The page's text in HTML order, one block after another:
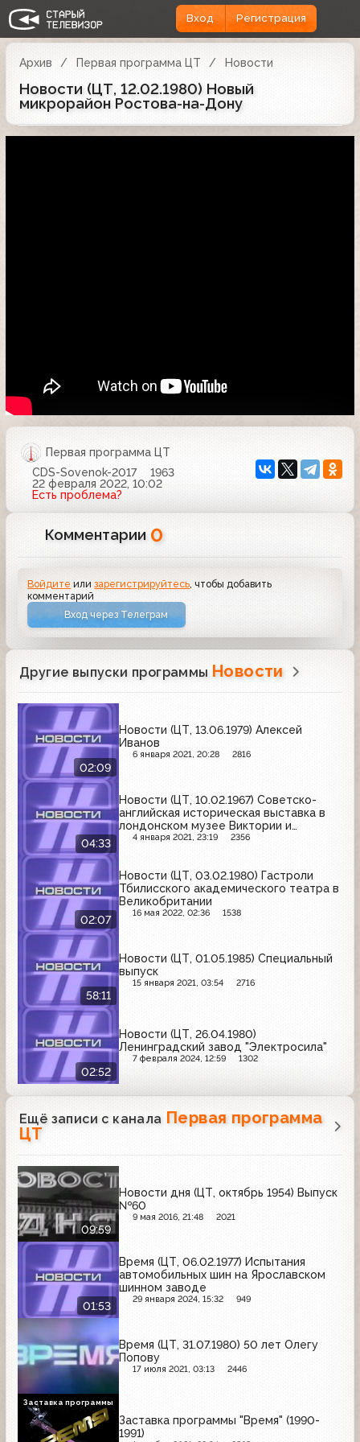
Вход Регистрация
Архив Первая программа ЦТ Новости
Новости (ЦТ, 12.02.1980) Новый
микрорайон Ростова-на-Дону
Первая программа ЦТ
CDS-Sovenok-2017
1963
22 февраля 2022, 10:02
Есть проблема?
Комментарии 0
Войдите илизарегистрируйтесь , чтобы добавить
комментарий
Вход через Телеграм
Другие выпуски программы Новости
02:09
Новости (ЦТ, 13.06.1979) Алексей
Иванов
6 января 2021, 20:28 2816
04:33
Новости (ЦТ, 10.02.1967) Советско-
английская историческая выставка в
лондонском музее Виктории и
Альберта
4 января 2021, 23:19 2356
02:07
Новости (ЦТ, 03.02.1980) Гастроли
Тбилисского академического театра в
Великобритании
16 мая 2022, 02:36 1538
58:11
Новости (ЦТ, 01.05.1985) Специальный
выпуск
15 января 2021, 03:54 2716
02:52
Новости (ЦТ, 26.04.1980)
Ленинградский завод "Электросила"
7 февраля 2024, 12:59 1302
Ещё записи с канала Первая программа
ЦТ
09:59
Новости дня (ЦТ, октябрь 1954) Выпуск
№60
9 мая 2016, 21:48 2021
01:53
Время (ЦТ, 06.02.1977) Испытания
автомобильных шин на Ярославском
шинном заводе
29 января 2024, 15:32 949
Время (ЦТ, 31.07.1980) 50 лет Олегу
Попову
17 июля 2021, 03:13 2446
Заставка программы "Время" (1990-
1991)
Заставка программы